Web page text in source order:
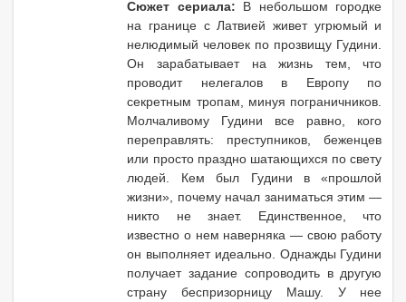
Сюжет сериала: В небольшом городке
на границе с Латвией живет угрюмый и
нелюдимый человек по прозвищу Гудини.
Он зарабатывает на жизнь тем, что
проводит нелегалов в Европу по
секретным тропам, минуя пограничников.
Молчаливому Гудини все равно, кого
переправлять: преступников, беженцев
или просто праздно шатающихся по свету
людей. Кем был Гудини в «прошлой
жизни», почему начал заниматься этим —
никто не знает. Единственное, что
известно о нем наверняка — свою работу
он выполняет идеально. Однажды Гудини
получает задание сопроводить в другую
страну беспризорницу Машу. У нее